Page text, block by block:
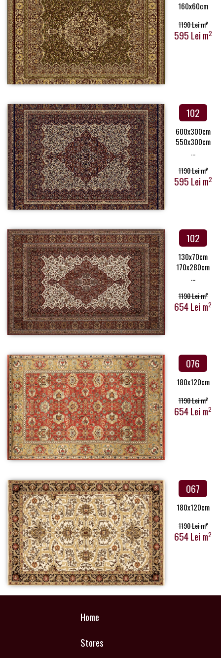
160x60cm
1190 Lei m2
595 Lei m2
102
600x300cm
550x300cm
...
1190 Lei m2
595 Lei m2
102
130x70cm
170x280cm
...
1190 Lei m2
654 Lei m2
076
180x120cm
1190 Lei m2
654 Lei m2
067
180x120cm
1190 Lei m2
654 Lei m2
Home
Stores